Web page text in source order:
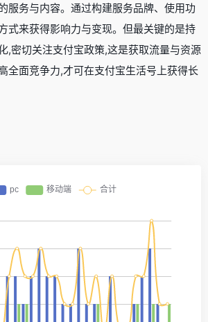
服务与内容。通过构建服务品牌、使用功
式来获得影响力与变现。但最关键的是持
,密切关注支付宝政策,这是获取流量与资源
全面竞争力,才可在支付宝生活号上获得长